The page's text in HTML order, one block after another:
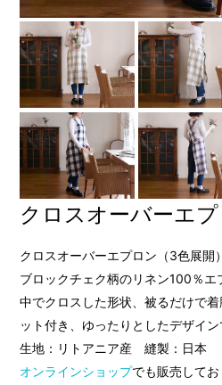
クロスオーバーエ
クロスオーバーエプロン（3色展開）
ブロックチェク柄のリネン100％
中でクロスした形状、被るだけで
ット付き、ゆったりとしたデザイン
生地：リトアニア産 縫製：日本
オンラインショップでも販売してお